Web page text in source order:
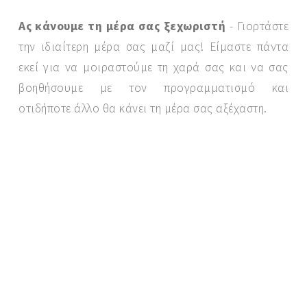
Ας κάνουμε τη μέρα σας ξεχωριστή - Γιορτάστε
την ιδιαίτερη μέρα σας μαζί μας! Είμαστε πάντα
εκεί για να μοιραστούμε τη χαρά σας και να σας
βοηθήσουμε με τον προγραμματισμό και
οτιδήποτε άλλο θα κάνει τη μέρα σας αξέχαστη.